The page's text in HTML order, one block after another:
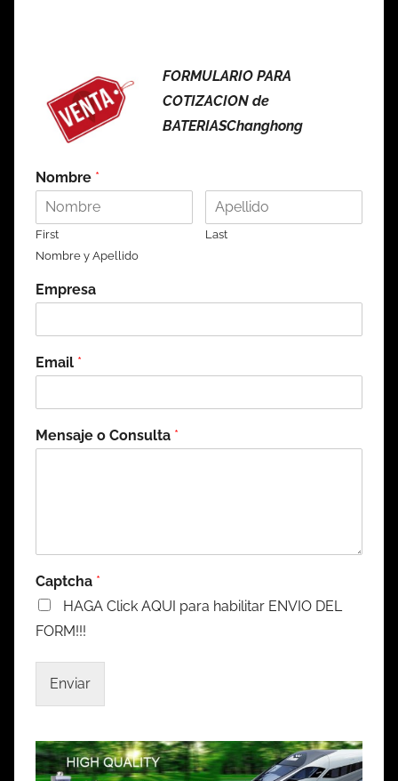
FORMULARIO PARA
COTIZACION de
BATERIASChanghong
Nombre *
First
Last
Nombre y Apellido
Empresa
Email *
Mensaje o Consulta *
Captcha *
HAGA Click AQUI para habilitar ENVIO DEL
FORM!!!
Enviar